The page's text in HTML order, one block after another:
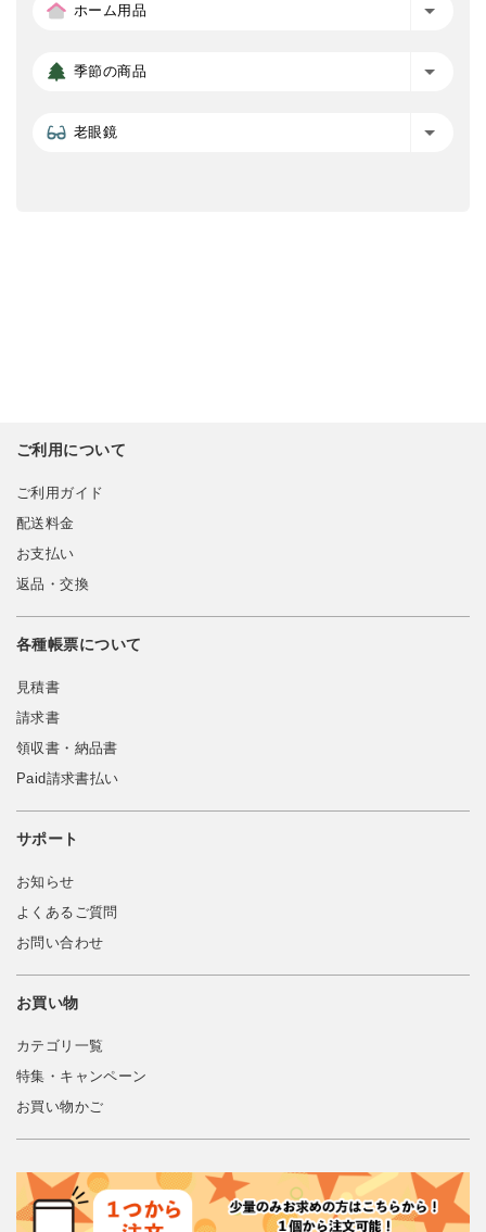
ホーム用品
季節の商品
老眼鏡
ご利用について
ご利用ガイド
配送料金
お支払い
返品・交換
各種帳票について
見積書
請求書
領収書・納品書
Paid請求書払い
サポート
お知らせ
よくあるご質問
お問い合わせ
お買い物
カテゴリ一覧
特集・キャンペーン
お買い物かご